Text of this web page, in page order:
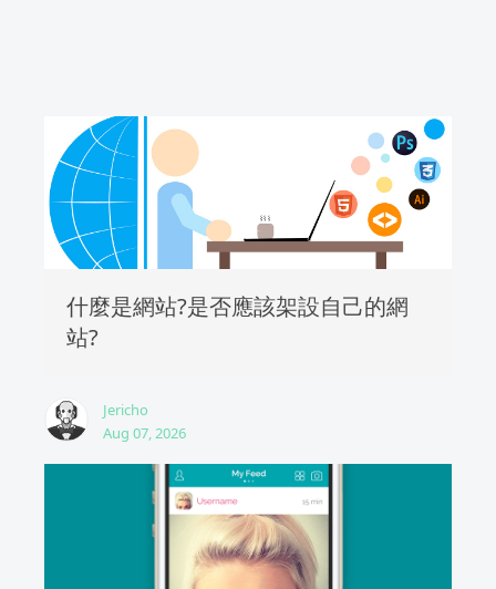
什麼是網站?是否應該架設自己的網
站?
Jericho
Aug 07, 2026